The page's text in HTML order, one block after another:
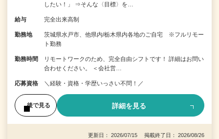
したい！」 ⇒そんな〈目標〉を…
給与 完全出来高制
勤務地
茨城県水戸市、他県内/栃木県内各地のご自宅 ※フルリモー
ト勤務
勤務時間
リモートワークのため、完全自由シフトです！ 詳細はお問い
合わせください。 ＜会社営…
応募資格 ＼経験・資格・学歴いっさい不問！／
後で見る 詳細を見る
更新日： 2026/07/15 掲載終了日： 2026/08/26